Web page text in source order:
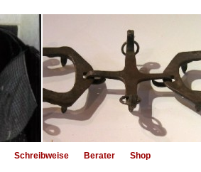
Schreibweise Berater Shop